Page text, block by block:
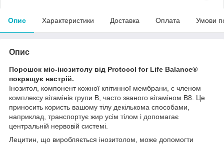
Опис Характеристики Доставка Оплата Умови
Опис
Порошок міо-інозитолу від Protocol for Life Balance®
покращує настрій.
Інозитол, компонент кожної клітинної мембрани, є членом
комплексу вітамінів групи B, часто званого вітаміном В8. Це
приносить користь вашому тілу декількома способами,
наприклад, транспортує жир усім тілом і допомагає
центральній нервовій системі.
Лецитин, що виробляється інозитолом, може допомогти